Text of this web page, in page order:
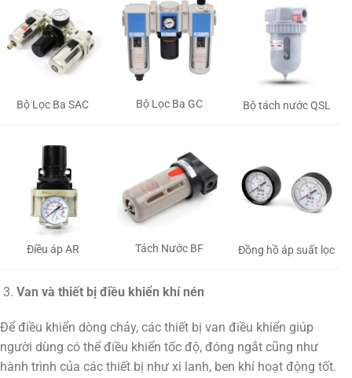
Bộ Lọc Ba SAC Bộ Lọc Ba GC Bộ tách nước QSL
Điều áp AR Tách Nước BF Đồng hồ áp suất lọc
Van và thiết bị điều khiển khí nén
Để điều khiển dòng chảy, các thiết bị van điều khiển giúp
người dùng có thể điều khiển tốc độ, đóng ngắt cũng như
hành trình của các thiết bị như xi lanh, ben khí hoạt động tốt.